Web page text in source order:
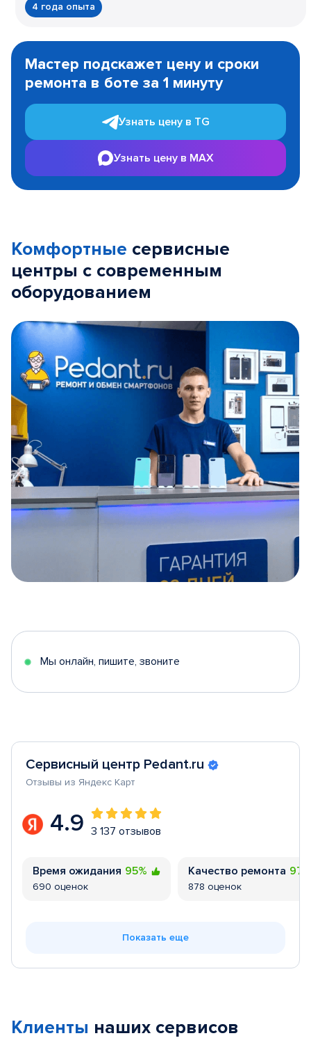
4 года опыта
1
Мастер подскажет цену и сроки
ремонта в боте за 1 минуту
Узнать цену в TG
Узнать цену в MAX
Комфортные сервисные
центры с современным
оборудованием
5
Мы онлайн, пишите, звоните
Сервисный центр Pedant.ru
Отзывы из Яндекс Карт
4.9 3 137 отзывов
Время ожидания 95%
690 оценок
Качество ремонта
878 оценок
Показать еще
Клиенты наших сервисов